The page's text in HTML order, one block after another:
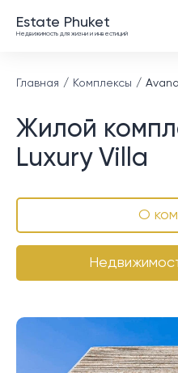
Estate Phuket
Недвижимость для жизни и инвестиций
Главная Комплексы
Жилой
Luxury Villa
О